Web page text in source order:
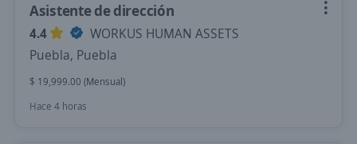
Asistente de dirección
4.4
WORKUS HUMAN ASSETS
Puebla, Puebla
$ 19,999.00 (Mensual)
Hace 4 horas